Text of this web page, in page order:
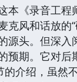
本《录音工程
克风和话放的
源头。但深入
预期。它对后
的介绍，虽然